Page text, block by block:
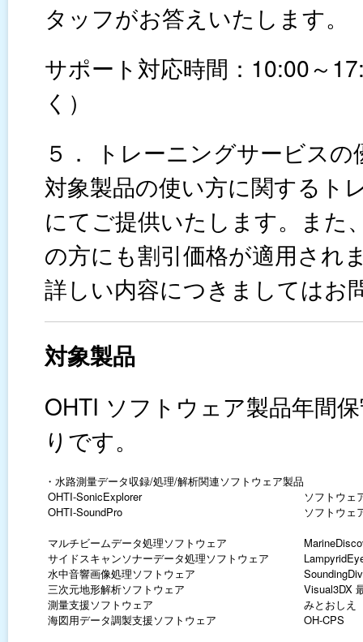
タッフがお答えいたします。
サポート対応時間：10:00～
く）
５． トレーニングサービス
対象製品の使い方に関するト
にてご提供いたします。また
の方にも割引価格が適用され
詳しい内容につきましてはお
対象製品
OHTI ソフトウェア製品年間
りです。
・水路測量データ収録/処理/解析関連ソフトウェア製品
OHTI-SonicExplorer
ソフトウェ
OHTI-SoundPro
ソフトウェ
マルチビームデータ処理ソフトウェア
サイドスキャンソナーデータ処理ソフトウェア
水中音響画像処理ソフトウェア
三次元地形解析ソフトウェア
Visual3DX
測量支援ソフトウェア
みとおしえ
海図用データ調製支援ソフトウェア
OH-CPS